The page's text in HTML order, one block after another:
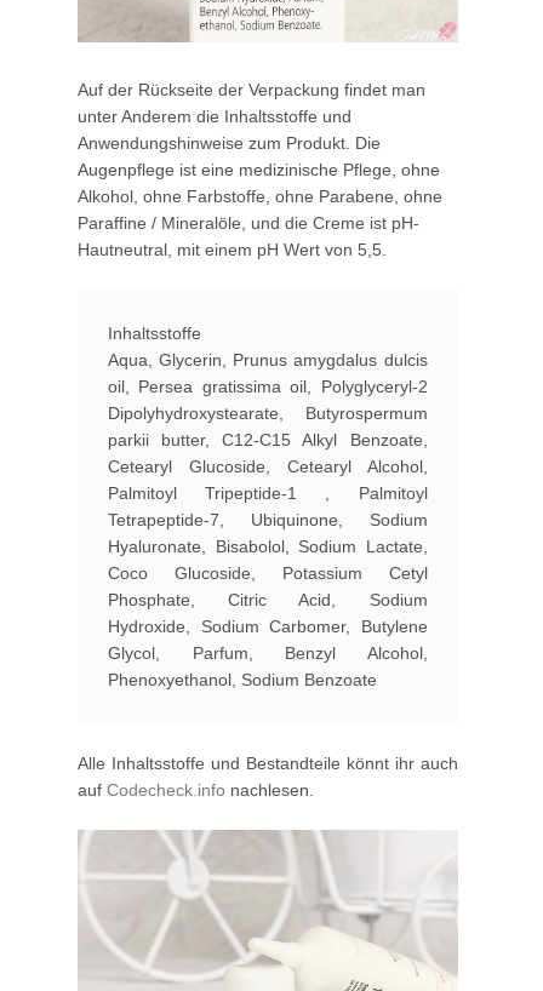
Auf der Rückseite der Verpackung findet man
unter Anderem die Inhaltsstoffe und
Anwendungshinweise zum Produkt. Die
Augenpflege ist eine medizinische Pflege, ohne
Alkohol, ohne Farbstoffe, ohne Parabene, ohne
Paraffine / Mineralöle, und die Creme ist pH-
Hautneutral, mit einem pH Wert von 5,5.
Inhaltsstoffe
Aqua,Glycerin, Prunus amygdalus dulcis
oil, Persea gratissima oil, Polyglyceryl-2
Dipolyhydroxystearate, Butyrospermum
parkii butter, C12-C15 Alkyl Benzoate,
Cetearyl Glucoside, Cetearyl Alcohol,
Palmitoyl Tripeptide-1 , Palmitoyl
Tetrapeptide-7, Ubiquinone, Sodium
Hyaluronate, Bisabolol, Sodium Lactate,
Coco Glucoside, Potassium Cetyl
Phosphate,Citric Acid, Sodium
Hydroxide, Sodium Carbomer, Butylene
Glycol, Parfum, Benzyl Alcohol,
Phenoxyethanol, Sodium Benzoate
Alle Inhaltsstoffe und Bestandteile könnt ihr auch
auf Codecheck.info nachlesen.